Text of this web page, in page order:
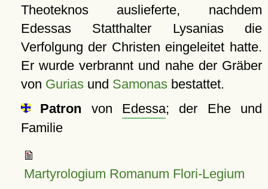
Theoteknos auslieferte, nachdem
Edessas Statthalter Lysanias die
Verfolgung der Christen eingeleitet hatte.
Er wurde verbrannt und nahe der Gräber
von Guriasund Samonasbestattet.
Patron von Edessa; der Ehe und
Familie
Martyrologium Romanum Flori-Legium